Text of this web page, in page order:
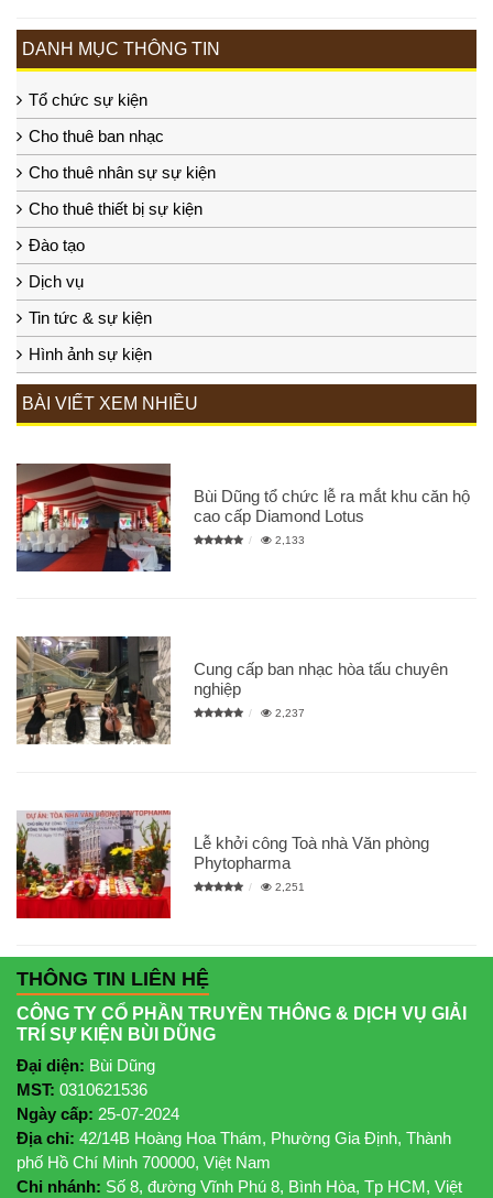
DANH MỤC THÔNG TIN
Tổ chức sự kiện
Cho thuê ban nhạc
Cho thuê nhân sự sự kiện
Cho thuê thiết bị sự kiện
Đào tạo
Dịch vụ
Tin tức & sự kiện
Hình ảnh sự kiện
BÀI VIẾT XEM NHIỀU
Bùi Dũng tổ chức lễ ra mắt khu căn hộ
cao cấp Diamond Lotus
2,133
Cung cấp ban nhạc hòa tấu chuyên
nghiệp
2,237
Lễ khởi công Toà nhà Văn phòng
Phytopharma
2,251
THÔNG TIN LIÊN HỆ
CÔNG TY CỔ PHẦN TRUYỀN THÔNG & DỊCH VỤ GIẢI
TRÍ SỰ KIỆN BÙI DŨNG
Đại diện: Bùi Dũng
MST: 0310621536
Ngày cấp: 25-07-2024
Địa chỉ: 42/14B Hoàng Hoa Thám, Phường Gia Định, Thành
phố Hồ Chí Minh 700000, Việt Nam
Chi nhánh: Số 8, đường Vĩnh Phú 8, Bình Hòa, Tp HCM, Việt